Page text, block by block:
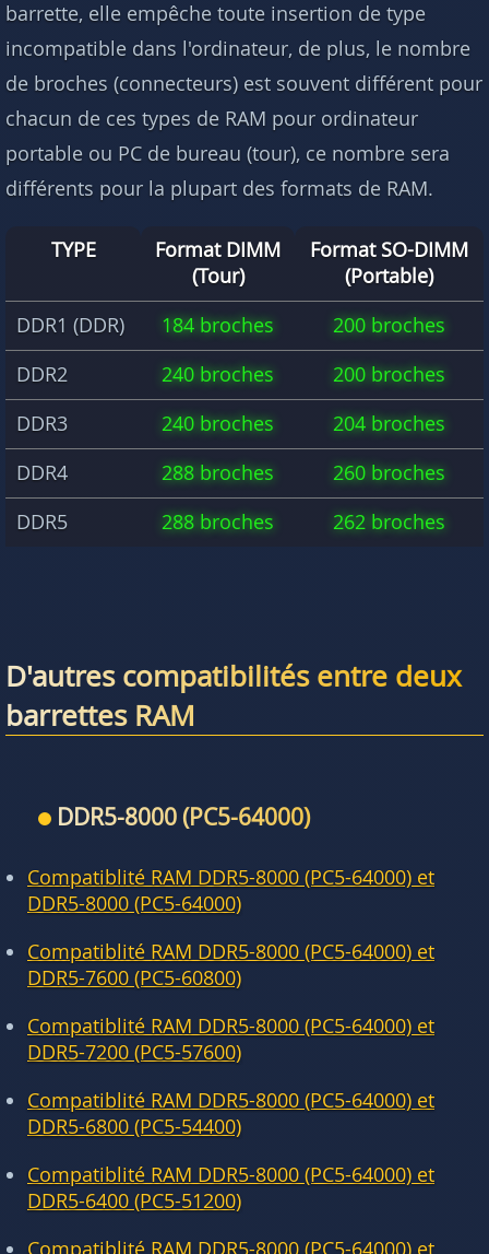
barrette, elle empêche toute insertion de type
incompatible dans l'ordinateur, de plus, le nombre
de broches (connecteurs) est souvent différent pour
chacun de ces types de RAM pour ordinateur
portable ou PC de bureau (tour), ce nombre sera
différents pour la plupart des formats de RAM.
TYPE
Format DIMM
(Tour)
Format SO-DIMM
(Portable)
DDR1 (DDR)
184 broches
200 broches
DDR2
240 broches
200 broches
DDR3
240 broches
204 broches
DDR4
288 broches
260 broches
DDR5
288 broches 262 broches
D'autres compatibilités entre deux
barrettes RAM
DDR5-8000 (PC5-64000)
Compatiblité RAM DDR5-8000 (PC5-64000) et
DDR5-8000 (PC5-64000)
Compatiblité RAM DDR5-8000 (PC5-64000) et
DDR5-7600 (PC5-60800)
Compatiblité RAM DDR5-8000 (PC5-64000) et
DDR5-7200 (PC5-57600)
Compatiblité RAM DDR5-8000 (PC5-64000) et
DDR5-6800 (PC5-54400)
Compatiblité RAM DDR5-8000 (PC5-64000) et
DDR5-6400 (PC5-51200)